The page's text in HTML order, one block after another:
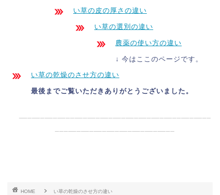
い草の皮の厚さの違い
い草の選別の違い
農薬の使い方の違い
↓ 今はここのページです。
い草の乾燥のさせ方の違い
最後までご覧いただきありがとうございました。
HOME い草の乾燥のさせ方の違い